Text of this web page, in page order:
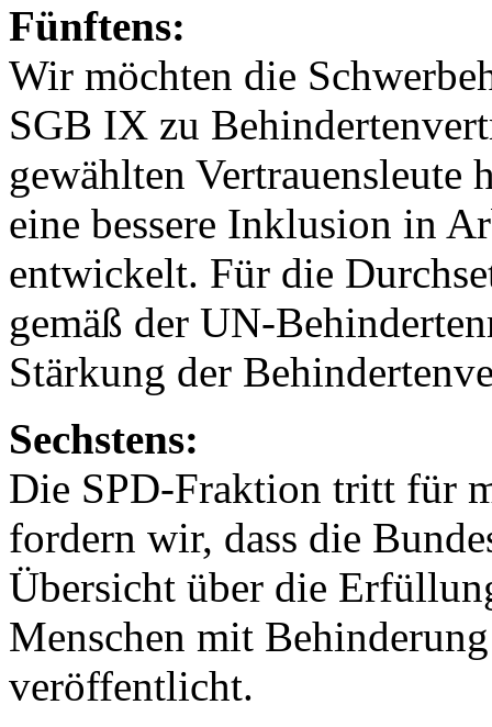
Fünftens:
Wir möchten die
SGB IX zu
gewählten
eine bessere Inklusion in
entwickelt. Für die
gemäß der UN-
Stärkung der
Sechstens:
Die SPD-Fraktion tritt für
fordern wir, dass die
Übersicht über die
Menschen mit
veröffentlicht.